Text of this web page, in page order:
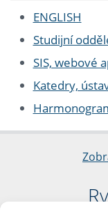
ENGLISH
Studijní
SIS, webové
Katedry,